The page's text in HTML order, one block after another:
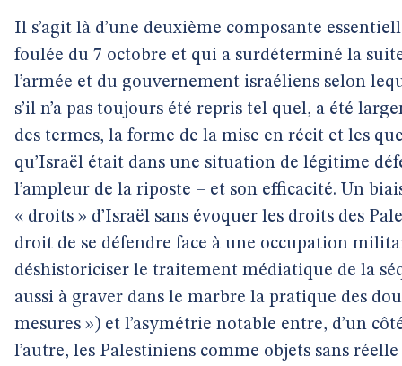
Il s’agit là d’une deuxième composante
foulée du 7 octobre et qui a surdéterminé la
l’armée et du gouvernement israéliens selon
s’il n’a pas toujours été repris tel quel, a été
des termes, la forme de la mise en récit et les
qu’Israël était dans une situation de légitime
l’ampleur de la riposte – et son efficacité. Un
« droits » d’Israël sans évoquer les droits des
droit de se défendre face à une occupation
déshistoriciser le traitement médiatique de la
aussi à graver dans le marbre la pratique des
mesures ») et l’asymétrie notable entre, d’un
l’autre, les Palestiniens comme objets sans